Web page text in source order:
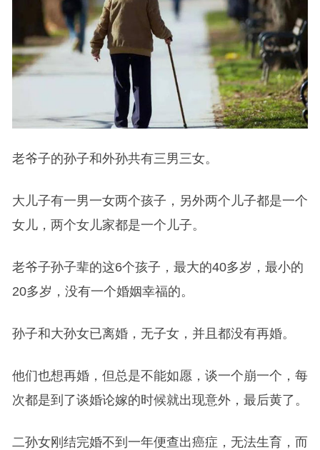
老爷子的孙子和外孙共有三男三女。
大儿子有一男一女两个孩子，另外两个儿子都是一个
女儿，两个女儿家都是一个儿子。
老爷子孙子辈的这6个孩子，最大的40多岁，最小的
20多岁，没有一个婚姻幸福的。
孙子和大孙女已离婚，无子女，并且都没有再婚。
他们也想再婚，但总是不能如愿，谈一个崩一个，每
次都是到了谈婚论嫁的时候就出现意外，最后黄了。
二孙女刚结完婚不到一年便查出癌症，无法生育，而